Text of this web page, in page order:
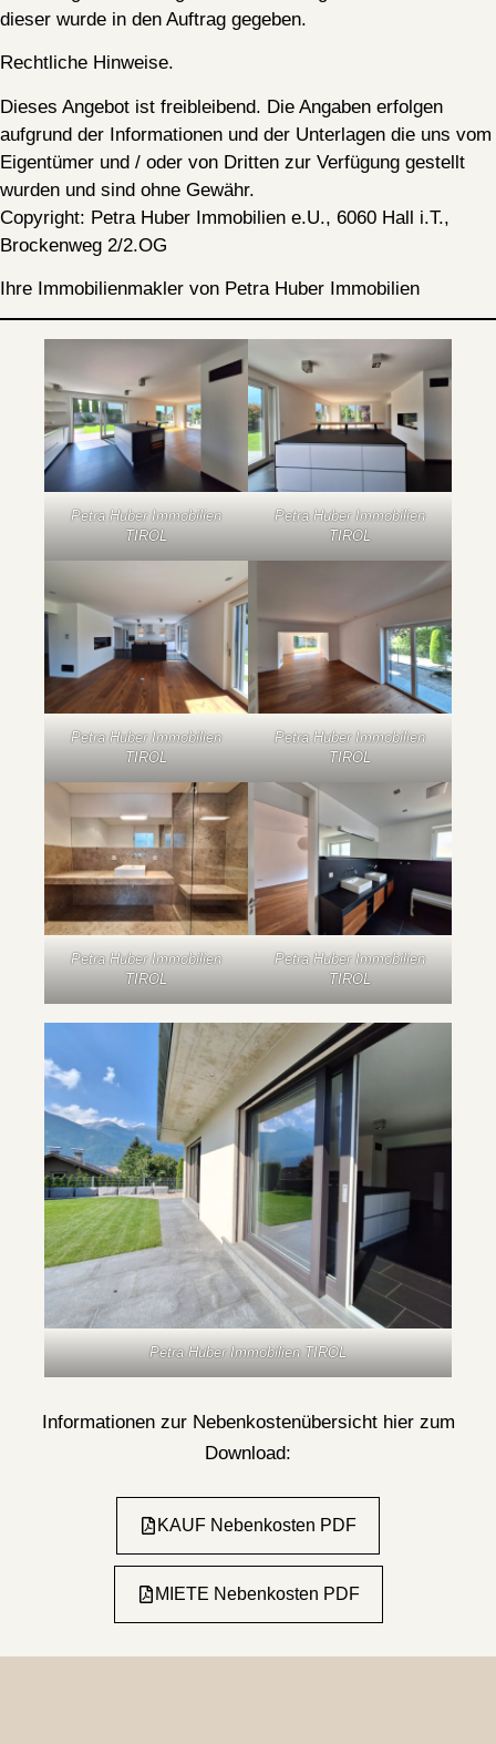
dieser wurde in den Auftrag gegeben.
Rechtliche Hinweise.
Dieses Angebot ist freibleibend. Die Angaben erfolgen
aufgrund der Informationen und der Unterlagen die uns vom
Eigentümer und / oder von Dritten zur Verfügung gestellt
wurden und sind ohne Gewähr.
Copyright: Petra Huber Immobilien e.U., 6060 Hall i.T.,
Brockenweg 2/2.OG
Ihre Immobilienmakler von Petra Huber Immobilien
Petra Huber Immobilien
TIROL
Petra Huber Immobilien
TIROL
Petra Huber Immobilien
TIROL
Petra Huber Immobilien
TIROL
Petra Huber Immobilien
TIROL
Petra Huber Immobilien
TIROL
Petra Huber Immobilien TIROL
Informationen zur Nebenkostenübersicht hier zum
Download:
KAUF Nebenkosten PDF
MIETE Nebenkosten PDF